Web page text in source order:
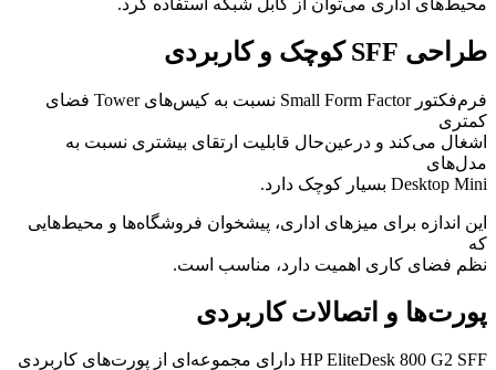
طراحی SFF کوچک و کاربردی
فرم‌فکتور Small Form Factor نسبت به کیس‌های Tower فضای
کمتری
اشغال می‌کند و درعین‌حال قابلیت ارتقای بیشتری نسبت به
مدل‌های
Desktop Mini بسیار کوچک دارد.
این اندازه برای میزهای اداری، پیشخوان فروشگاه‌ها و محیط‌هایی
که
نظم فضای کاری اهمیت دارد، مناسب است.
پورت‌ها و اتصالات کاربردی
HP EliteDesk 800 G2 SFF دارای مجموعه‌ای از پورت‌های کاربردی